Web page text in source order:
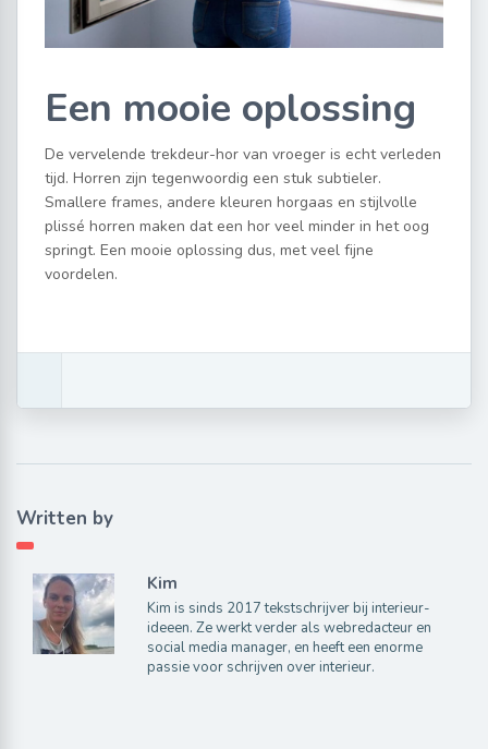
Een mooie oplossing
De vervelende trekdeur-hor van vroeger is echt verleden
tijd. Horren zijn tegenwoordig een stuk subtieler.
Smallere frames, andere kleuren horgaas en stijlvolle
plissé horren maken dat een hor veel minder in het oog
springt. Een mooie oplossing dus, met veel fijne
voordelen.
Written by
Kim
Kim is sinds 2017 tekstschrijver bij interieur-
ideeen. Ze werkt verder als webredacteur en
social media manager, en heeft een enorme
passie voor schrijven over interieur.